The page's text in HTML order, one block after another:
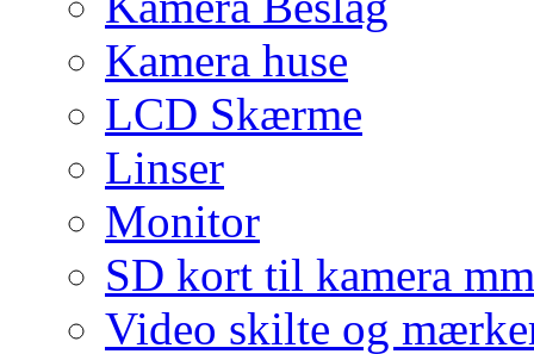
Kamera huse
LCD Skærme
Linser
Monitor
SD kort til kamera mm
Video skilte og